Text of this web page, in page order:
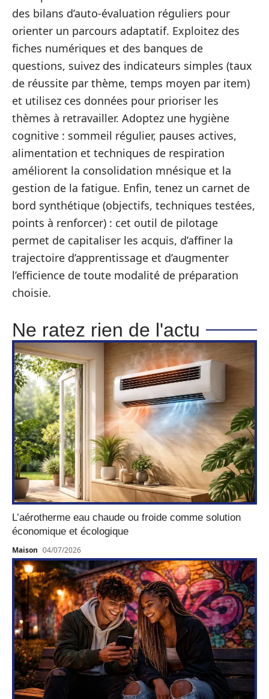
des bilans d’auto‑évaluation réguliers pour
orienter un parcours adaptatif. Exploitez des
fiches numériques et des banques de
questions, suivez des indicateurs simples (taux
de réussite par thème, temps moyen par item)
et utilisez ces données pour prioriser les
thèmes à retravailler. Adoptez une hygiène
cognitive : sommeil régulier, pauses actives,
alimentation et techniques de respiration
améliorent la consolidation mnésique et la
gestion de la fatigue. Enfin, tenez un carnet de
bord synthétique (objectifs, techniques testées,
points à renforcer) : cet outil de pilotage
permet de capitaliser les acquis, d’affiner la
trajectoire d’apprentissage et d’augmenter
l’efficience de toute modalité de préparation
choisie.
Ne ratez rien de l'actu
L’aérotherme eau chaude ou froide comme solution
économique et écologique
Maison 04/07/2026